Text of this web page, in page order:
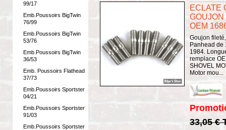
99/17
Emb.Poussoirs BigTwin
76/99
Emb.Poussoirs BigTwin
53/76
Emb.Poussoirs BigTwin
36/53
Emb. Poussoirs Flathead
37/73
Emb.Poussoirs Sportster
04/21
Emb.Poussoirs Sportster
91/03
Emb.Poussoirs Sportster
ECLATE
OEM
Goujon
Panhead de
1984.
remplace
SHOVEL
Motor mou...
33,05 €